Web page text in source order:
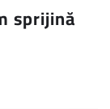
sprijină